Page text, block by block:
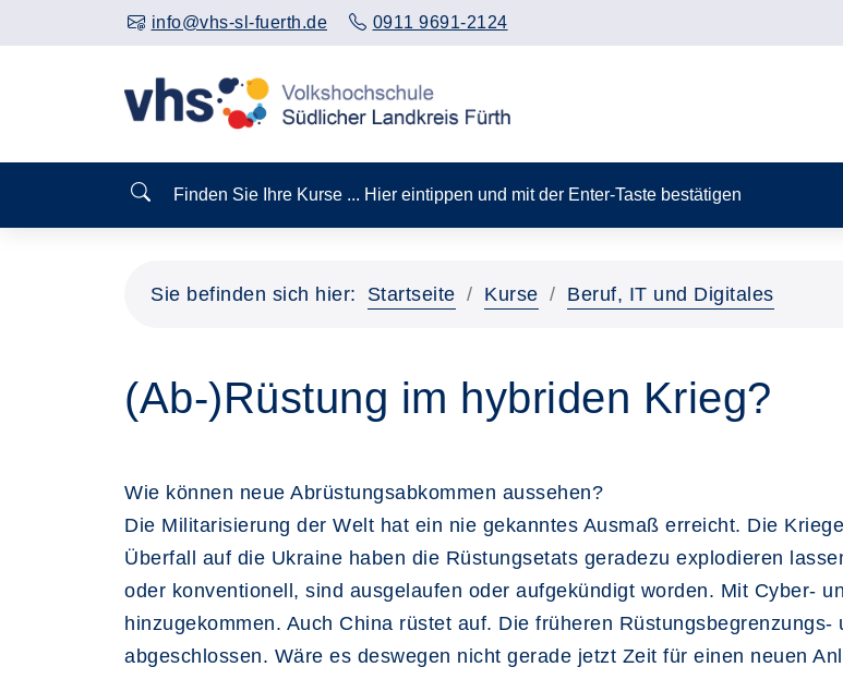
info@vhs-sl-fuerth.de 0911 9691-2124
Finden Sie Ihre Kurse ... Hier eintippen und mit der Enter-Taste bestätigen
Sie befinden sich hier: Startseite Kurse Beruf, IT und Digitales
(Ab-)Rüstung im hybriden Krieg?
Wie können neue Abrüstungsabkommen aussehen?
Die Militarisierung der Welt hat ein nie gekanntes Ausmaß erreicht. Die
Überfall auf die Ukraine haben die Rüstungsetats geradezu explodieren
oder konventionell, sind ausgelaufen oder aufgekündigt worden. Mit Cyber-
hinzugekommen. Auch China rüstet auf. Die früheren
abgeschlossen. Wäre es deswegen nicht gerade jetzt Zeit für einen neuen